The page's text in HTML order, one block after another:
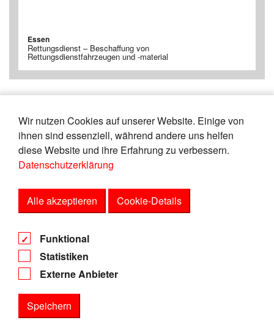
Wir nutzen Cookies auf unserer Website. Einige von
ihnen sind essenziell, während andere uns helfen
diese Website und ihre Erfahrung zu verbessern.
Datenschutzerklärung
Alle akzeptieren Cookie-Details
Funktional
Statistiken
Externe Anbieter
Speichern
Essen
Rettungsdienst – Beschaffung von
Rettungsdienstfahrzeugen und -material
« 19 20 21 22 23 24 25
26
27
28 »
Impressum